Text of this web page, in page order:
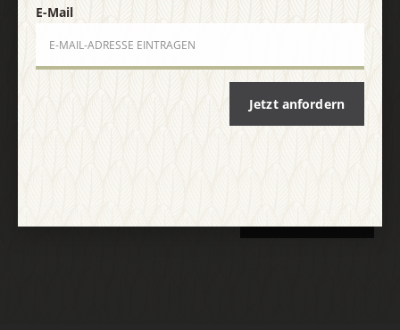
jederzeit ausschalten. Weiterführende
Informationen finden Sie in unseren
E-Mail
Jetzt anfordern